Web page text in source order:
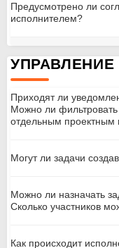
Предусмотрено ли
исполнителем?
Приходят ли
Можно ли
отдельным проектным
Могут ли задачи
Можно ли назначать
Сколько участников
Как происходит